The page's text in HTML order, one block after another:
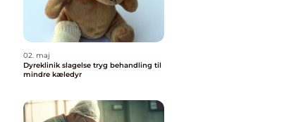
02. maj
Dyreklinik slagelse tryg behandling til
mindre kæledyr